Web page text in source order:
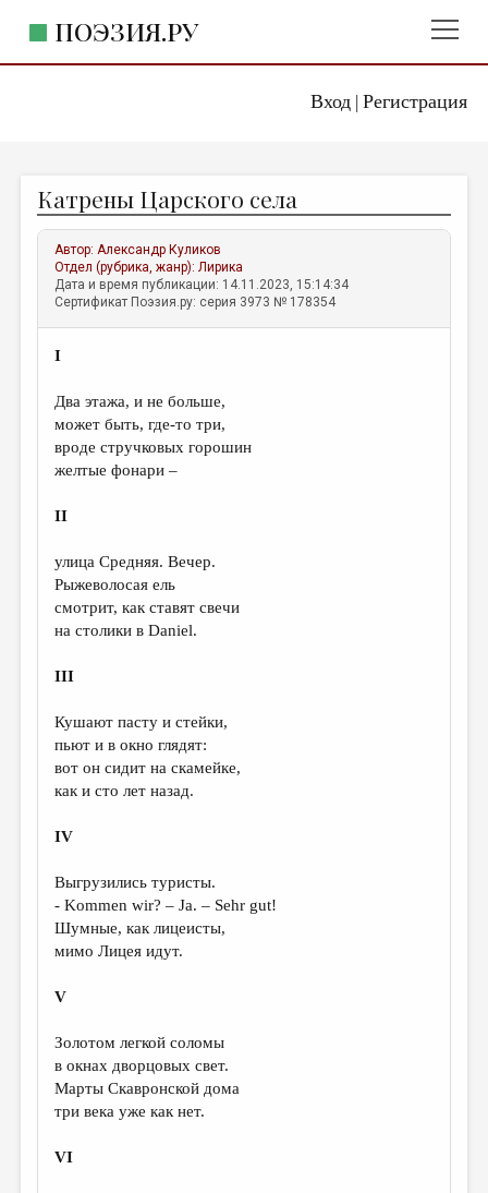
Вход| Регистрация
ПОЭЗИЯ.РУ
ЖАНРЫ
АВТОРЫ
КОММЕНТАРИИ
ЛИТСАЛОН
НОВОСТИ
ПРАВИЛА САЙТА
ОТДЕЛЫ И РУБРИКИ
ИЗБРАННОЕ
ДАЙДЖЕСТ
ПРОИЗВЕДЕНИЯ
ПЕРЕВОДЫ
КОНКУРСЫ
ДЕТСКАЯ КОМНАТА
КНИЖНАЯ ПОЛКА
ОБЗОР ЛИТЕРАТУРЫ
СТРАНИЦЫ ПАМЯТИ
ОБЪЯВЛЕНИЯ
КОЛОНКА РЕДАКТОРА
РЕДКОЛЛЕГИЯ
ОТ РЕДАКЦИИ
ЛИТЕРАТУРОВЕДЕНИЕ
КУЛЬТУРОВЕДЕНИЕ
Катрены Царского села
Автор:Александр Куликов
Отдел (рубрика, жанр):Лирика
Дата и время публикации: 14.11.2023, 15:14:34
Сертификат Поэзия.ру: серия 3973 № 178354
I
Два этажа, и не больше,
может быть, где-то три,
вроде стручковых горошин
желтые фонари –
II
улица Средняя. Вечер.
Рыжеволосая ель
смотрит, как ставят свечи
на столики в Daniel.
III
Кушают пасту и стейки,
пьют и в окно глядят:
вот он сидит на скамейке,
как и сто лет назад.
IV
Выгрузились туристы.
- Kommen wir? – Ja. – Sehr gut!
Шумные, как лицеисты,
мимо Лицея идут.
V
Золотом легкой соломы
в окнах дворцовых свет.
Марты Скавронской дома
три века уже как нет.
VI